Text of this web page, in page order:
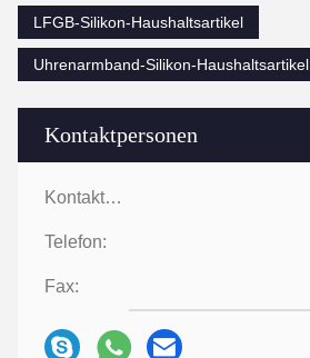
Kontaktpersonen
Kontaktpersonen:
Telefon:
Fax:
LFGB-Silikon-Haushaltsartikel
Uhrenarmband-Silikon-Haushaltsartikel